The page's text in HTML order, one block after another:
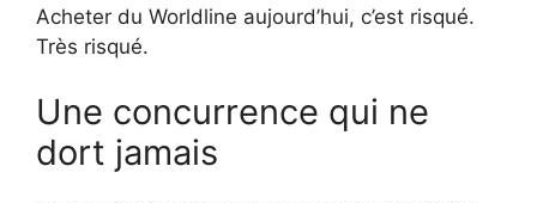
Acheter du Worldline aujourd’hui, c’est risqué.
Très risqué.
Une concurrence qui ne
dort jamais